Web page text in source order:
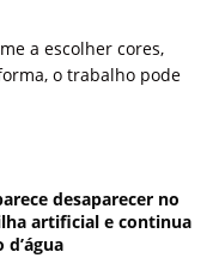
a escolher cores,
o trabalho pode
desaparecer no
artificial e continua